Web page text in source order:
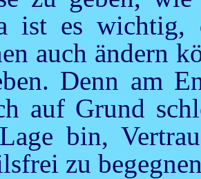
ist es wichtig,
auch ändern
Denn am
auf Grund
bin,
zu